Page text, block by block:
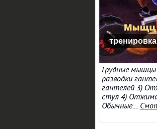
Грудные
разводки
гантелей 3)
стул 4)
Обычные....